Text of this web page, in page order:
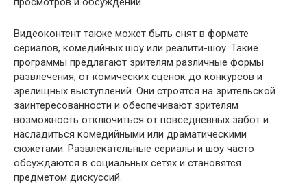
Видеоконтент также может быть снят в формате
сериалов, комедийных шоу или реалити-шоу. Такие
программы предлагают зрителям различные формы
развлечения, от комических сценок до конкурсов и
зрелищных выступлений. Они строятся на зрительской
заинтересованности и обеспечивают зрителям
возможность отключиться от повседневных забот и
насладиться комедийными или драматическими
сюжетами. Развлекательные сериалы и шоу часто
обсуждаются в социальных сетях и становятся
предметом дискуссий.